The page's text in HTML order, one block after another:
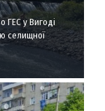
ГЕС у Вигоді
селищної